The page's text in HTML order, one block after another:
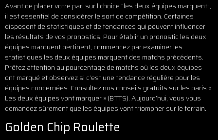
Avant de placer votre pari sur l’choice “les deux équipes marquent”,
il est essentiel de considérer le sort de compétition. Certaines
disposent de statistiques et de tendances qui peuvent influencer
les résultats de vos pronostics. Pour établir un pronostic les deux
équipes marquent pertinent, commencez par examiner les
statistiques les deux équipes marquent des matchs précédents.
Prêtez attention au pourcentage de matchs où les deux équipes
ont marqué et observez si c’est une tendance régulière pour les
équipes concernées. Consultez nos conseils gratuits sur les paris «
Les deux équipes vont marquer » (BTTS). Aujourd’hui, vous vous
demandez sûrement quelles équipes vont triompher sur le terrain.
Golden Chip Roulette